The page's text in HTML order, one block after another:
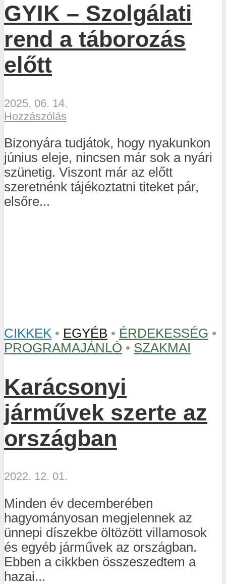
GYIK – Szolgálati
rend a táborozás
előtt
2025. 06. 14.
Hozzászólás
Bizonyára tudjátok, hogy nyakunkon
június eleje, nincsen már sok a nyári
szünetig. Viszont már az előtt
szeretnénk tájékoztatni titeket pár,
elsőre...
CIKKEK • EGYÉB • ÉRDEKESSÉG •
PROGRAMAJÁNLÓ • SZAKMAI
Karácsonyi
járművek szerte az
országban
2022. 12. 01.
Minden év decemberében
hagyományosan megjelennek az
ünnepi díszekbe öltözött villamosok
és egyéb járművek az országban.
Ebben a cikkben összeszedtem a
hazai...